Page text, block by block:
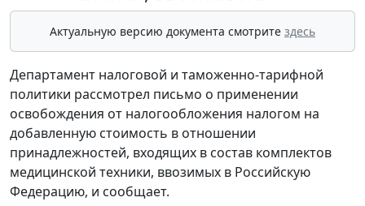
Актуальную версию документа смотрите здесь
Департамент налоговой и таможенно-тарифной
политики рассмотрел письмо о применении
освобождения от налогообложения налогом на
добавленную стоимость в отношении
принадлежностей, входящих в состав комплектов
медицинской техники, ввозимых в Российскую
Федерацию, и сообщает.